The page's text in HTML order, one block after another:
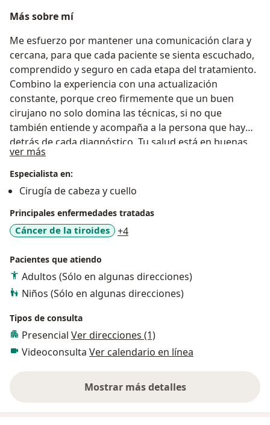
Más sobre mí
Me esfuerzo por mantener una comunicación clara y
cercana, para que cada paciente se sienta escuchado,
comprendido y seguro en cada etapa del tratamiento.
Combino la experiencia con una actualización
constante, porque creo firmemente que un buen
cirujano no solo domina las técnicas, si no que
también entiende y acompaña a la persona que hay
detrás de cada diagnóstico. Tu salud está en buenas
manos.
ver más
Especialista en:
Cirugía de cabeza y cuello
Principales enfermedades tratadas
Cáncer de la tiroides +4a11y_sr_more_diseases
Pacientes que atiendo
Adultos (Sólo en algunas direcciones)
Niños (Sólo en algunas direcciones)
Tipos de consulta
Presencial Ver direcciones (1)
Videoconsulta Ver calendario en línea
Mostrar más detalles
sobre la experiencia